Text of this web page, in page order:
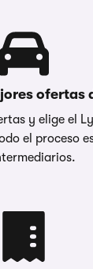
ofertas
y elige el
el proceso